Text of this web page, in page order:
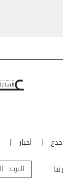
أخبار